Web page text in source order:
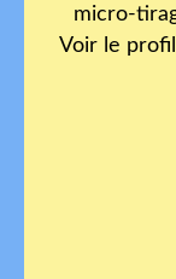
micro-
Voir le